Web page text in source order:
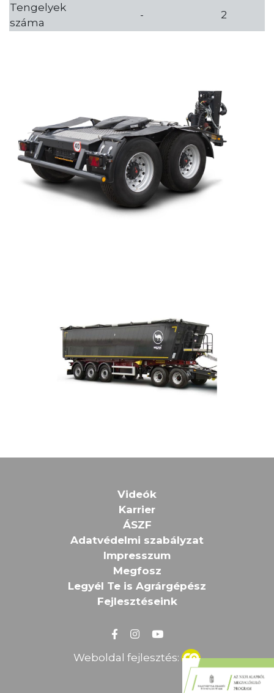
Tengelyek
száma
- 2
Videók
Karrier
ÁSZF
Adatvédelmi szabályzat
Impresszum
Megfosz
Legyél Te is Agrárgépész
Fejlesztéseink
Weboldal fejlesztés: